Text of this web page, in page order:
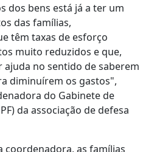
dos bens está já a ter um
das famílias,
têm taxas de esforço
muito reduzidos e que,
no sentido de saberem
diminuírem os gastos",
do Gabinete de
da associação de defesa
coordenadora, as famílias